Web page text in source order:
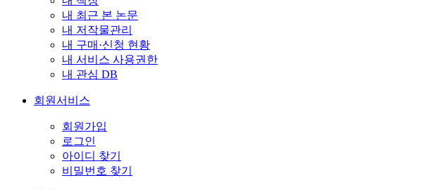
내 최근 본 논문
내 저작물관리
내 구매·신청 현황
내 서비스 사용권한
내 관심 DB
회원서비스
회원가입
로그인
아이디 찾기
비밀번호 찾기